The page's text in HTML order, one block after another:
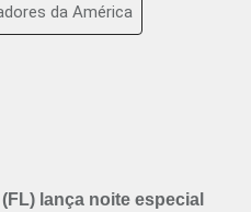
da América
lança noite especial